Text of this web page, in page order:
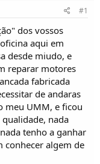
#1
dos vossos
aqui em
desde miudo, e
reparar motores
fabricada
de andaras
meu UMM, e ficou
nada
tenho a ganhar
conhecer algem de